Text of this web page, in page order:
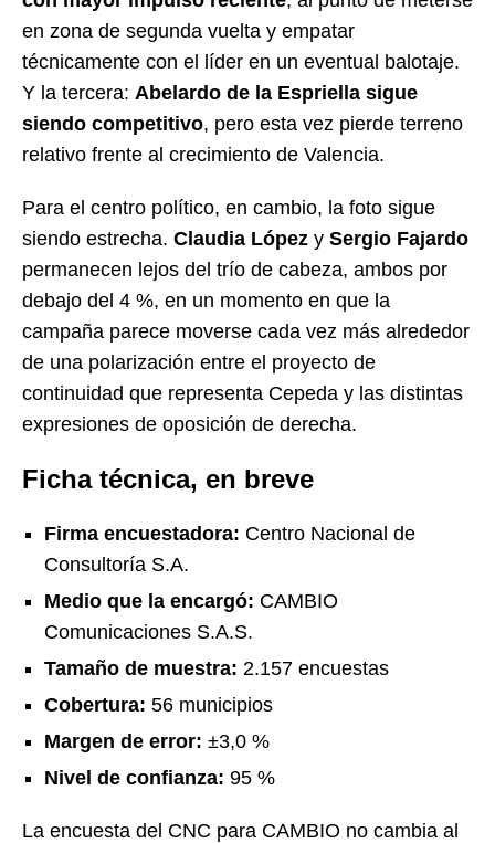
en zona de segunda vuelta y empatar
técnicamente con el líder en un eventual balotaje.
Y la tercera: Abelardo de la Espriella sigue
siendo competitivo, pero esta vez pierde terreno
relativo frente al crecimiento de Valencia.
Para el centro político, en cambio, la foto sigue
siendo estrecha. Claudia López y Sergio Fajardo
permanecen lejos del trío de cabeza, ambos por
debajo del 4 %, en un momento en que la
campaña parece moverse cada vez más alrededor
de una polarización entre el proyecto de
continuidad que representa Cepeda y las distintas
expresiones de oposición de derecha.
Ficha técnica, en breve
Firma encuestadora: Centro Nacional de
Consultoría S.A.
Medio que la encargó: CAMBIO
Comunicaciones S.A.S.
Tamaño de muestra: 2.157 encuestas
Cobertura: 56 municipios
Margen de error: ±3,0 %
Nivel de confianza: 95 %
La encuesta del CNC para CAMBIO no cambia al